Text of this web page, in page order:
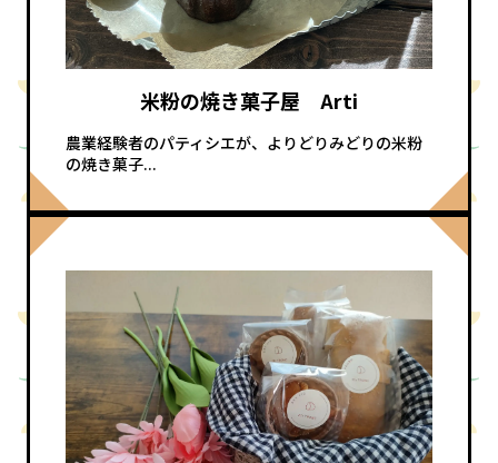
米粉の焼き菓子屋 Arti
農業経験者のパティシエが、よりどりみどりの米粉
の焼き菓子...